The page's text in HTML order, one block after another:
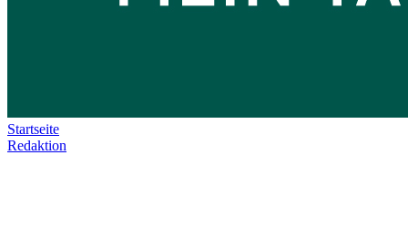
Startseite
Redaktion